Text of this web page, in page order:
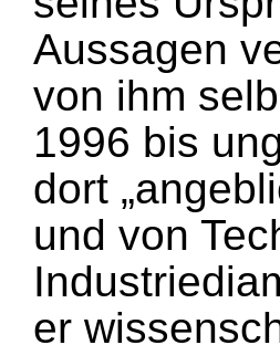
Aussagen
von ihm
1996 bis
dort
und von
er